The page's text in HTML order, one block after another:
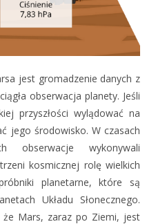
jest gromadzenie danych z
obserwacja planety. Jeśli
przyszłości wylądować na
jego środowisko. W czasach
obserwacje wykonywali
kosmicznej rolę wielkich
planetarne, które są
Układu Słonecznego.
że Mars, zaraz po Ziemi, jest